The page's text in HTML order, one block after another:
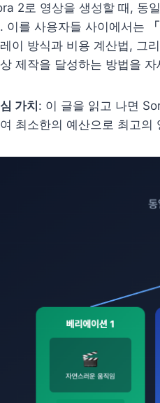
2로 영상을 생성할 때, 동
이를 사용자들 사이에서는
이 방식과 비용 계산법, 그
제작을 달성하는 방법을
가치 : 이 글을 읽고 나면
최소한의 예산으로 최고의